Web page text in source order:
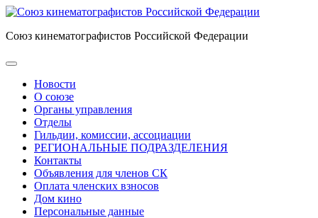
Союз кинематографистов Российской Федерации
Новости
О союзе
Органы управления
Отделы
Гильдии, комиссии, ассоциации
РЕГИОНАЛЬНЫЕ ПОДРАЗДЕЛЕНИЯ
Контакты
Объявления для членов СК
Оплата членских взносов
Дом кино
Персональные данные